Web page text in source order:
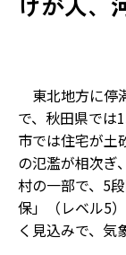
東北地方に停
で、秋田県では
市では住宅が土
の氾濫が相次ぎ
村の一部で、5
保」（レベル5
く見込みで、気